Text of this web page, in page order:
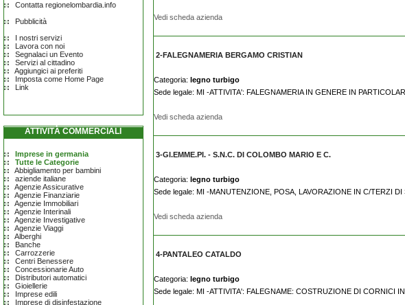
Contatta regionelombardia.info
Pubblicità
I nostri servizi
Lavora con noi
Segnalaci un Evento
Servizi al cittadino
Aggiungici ai preferiti
Imposta come Home Page
Link
ATTIVITÀ COMMERCIALI
Imprese in germania
Tutte le Categorie
Abbigliamento per bambini
aziende italiane
Agenzie Assicurative
Agenzie Finanziarie
Agenzie Immobiliari
Agenzie Interinali
Agenzie Investigative
Agenzie Viaggi
Alberghi
Banche
Carrozzerie
Centri Benessere
Concessionarie Auto
Distributori automatici
Gioiellerie
Imprese edili
Imprese di disinfestazione
Vedi scheda azienda
2-FALEGNAMERIA BERGAMO CRISTIAN
Categoria: legno turbigo
Sede legale: MI -ATTIVITA': FALEGNAMERIA IN GENERE IN
Vedi scheda azienda
3-GI.EMME.PI. - S.N.C. DI COLOMBO MARIO E C.
Categoria: legno turbigo
Sede legale: MI -MANUTENZIONE, POSA, LAVORAZIONE IN C/TERZI
Vedi scheda azienda
4-PANTALEO CATALDO
Categoria: legno turbigo
Sede legale: MI -ATTIVITA': FALEGNAME: COSTRUZIONE DI CORNICI